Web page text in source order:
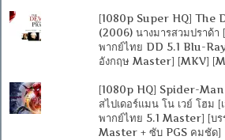
[1080p Super HQ] The
(2006) นางมารสวมปราด้า
พากย์ไทย DD 5.1 Blu-
อังกฤษ Master] [MKV]
[1080p HQ] Spider-
สไปเดอร์แมน โน เวย์ โฮม [
พากย์ไทย 5.1 Master] [บร
Master + ซับ PGS คมชัด]